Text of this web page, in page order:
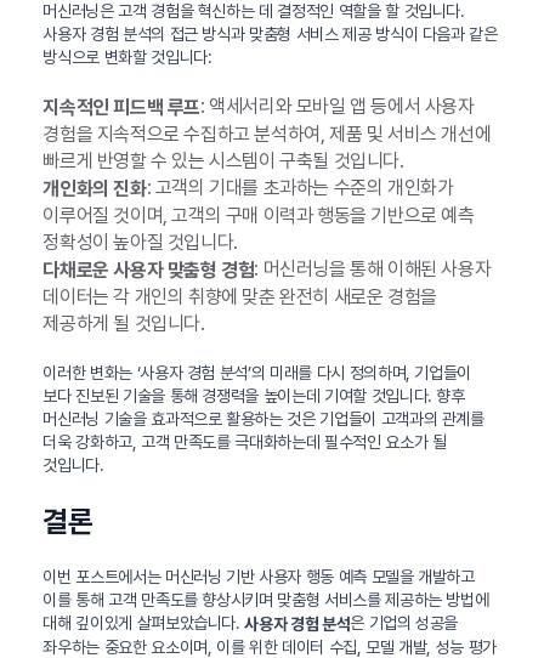
머신러닝은 고객 경험을 혁신하는 데 결정적인 역할을 할 것입니다.
사용자 경험 분석의 접근 방식과 맞춤형 서비스 제공 방식이 다음과 같은
방식으로 변화할 것입니다:
지속적인 피드백 루프: 액세서리와 모바일 앱 등에서 사용자
경험을 지속적으로 수집하고 분석하여, 제품 및 서비스 개선에
빠르게 반영할 수 있는 시스템이 구축될 것입니다.
개인화의 진화: 고객의 기대를 초과하는 수준의 개인화가
이루어질 것이며, 고객의 구매 이력과 행동을 기반으로 예측
정확성이 높아질 것입니다.
다채로운 사용자 맞춤형 경험: 머신러닝을 통해 이해된 사용자
데이터는 각 개인의 취향에 맞춘 완전히 새로운 경험을
제공하게 될 것입니다.
이러한 변화는 ‘사용자 경험 분석’의 미래를 다시 정의하며, 기업들이
보다 진보된 기술을 통해 경쟁력을 높이는데 기여할 것입니다. 향후
머신러닝 기술을 효과적으로 활용하는 것은 기업들이 고객과의 관계를
더욱 강화하고, 고객 만족도를 극대화하는데 필수적인 요소가 될
것입니다.
결론
이번 포스트에서는 머신러닝 기반 사용자 행동 예측 모델을 개발하고
이를 통해 고객 만족도를 향상시키며 맞춤형 서비스를 제공하는 방법에
대해 깊이있게 살펴보았습니다.사용자 경험 분석은 기업의 성공을
좌우하는 중요한 요소이며, 이를 위한 데이터 수집, 모델 개발, 성능 평가